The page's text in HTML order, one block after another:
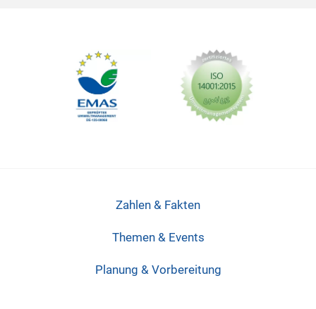
Zahlen & Fakten
Themen & Events
Planung & Vorbereitung